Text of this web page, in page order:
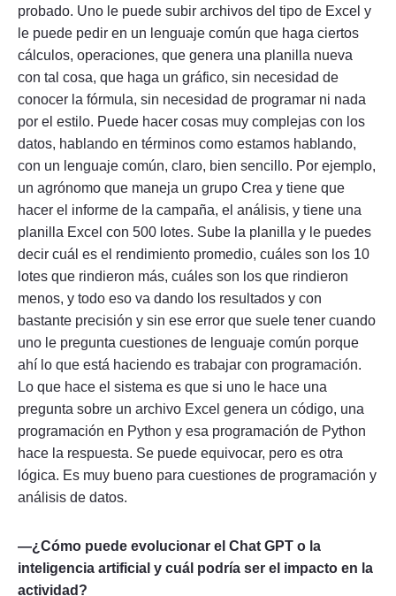
probado. Uno le puede subir archivos del tipo de Excel y
le puede pedir en un lenguaje común que haga ciertos
cálculos, operaciones, que genera una planilla nueva
con tal cosa, que haga un gráfico, sin necesidad de
conocer la fórmula, sin necesidad de programar ni nada
por el estilo. Puede hacer cosas muy complejas con los
datos, hablando en términos como estamos hablando,
con un lenguaje común, claro, bien sencillo. Por ejemplo,
un agrónomo que maneja un grupo Crea y tiene que
hacer el informe de la campaña, el análisis, y tiene una
planilla Excel con 500 lotes. Sube la planilla y le puedes
decir cuál es el rendimiento promedio, cuáles son los 10
lotes que rindieron más, cuáles son los que rindieron
menos, y todo eso va dando los resultados y con
bastante precisión y sin ese error que suele tener cuando
uno le pregunta cuestiones de lenguaje común porque
ahí lo que está haciendo es trabajar con programación.
Lo que hace el sistema es que si uno le hace una
pregunta sobre un archivo Excel genera un código, una
programación en Python y esa programación de Python
hace la respuesta. Se puede equivocar, pero es otra
lógica. Es muy bueno para cuestiones de programación y
análisis de datos.
—¿Cómo puede evolucionar el Chat GPT o la
inteligencia artificial y cuál podría ser el impacto en la
actividad?